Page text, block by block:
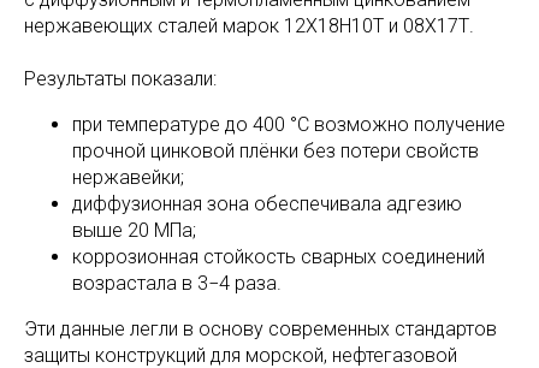
нержавеющих сталей марок 12Х18Н10Т и 08Х17Т.
Результаты показали:
при температуре до 400 °C возможно получение
прочной цинковой плёнки без потери свойств
нержавейки;
диффузионная зона обеспечивала адгезию
выше 20 МПа;
коррозионная стойкость сварных соединений
возрастала в 3−4 раза.
Эти данные легли в основу современных стандартов
защиты конструкций для морской, нефтегазовой